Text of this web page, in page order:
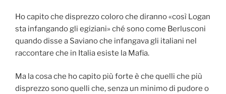
Ho capito che disprezzo coloro che diranno «così Logan
sta infangando gli egiziani» ché sono come Berlusconi
quando disse a Saviano che infangava gli italiani nel
raccontare che in Italia esiste la Mafia.
Ma la cosa che ho capito più forte è che quelli che più
disprezzo sono quelli che, senza un minimo di pudore o